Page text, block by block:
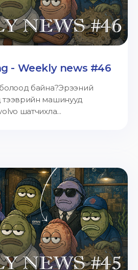
- Weekly news #46
байна?Эрээний
тээврийн машинууд
шатчихла...